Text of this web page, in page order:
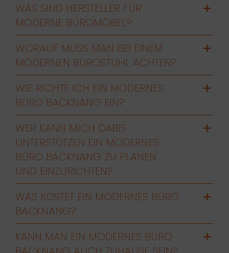
WAS SIND HERSTELLER FÜR
MODERNE BÜROMÖBEL?
WORAUF MUSS MAN BEI EINEM
MODERNEN BÜROSTUHL ACHTEN?
WIE RICHTE ICH EIN MODERNES
BÜRO BACKNANG EIN?
WER KANN MICH DABEI
UNTERSTÜTZEN EIN MODERNES
BÜRO BACKNANG ZU PLANEN
UND EINZURICHTEN?
WAS KOSTET EIN MODERNES BÜRO
BACKNANG?
KANN MAN EIN MODERNES BÜRO